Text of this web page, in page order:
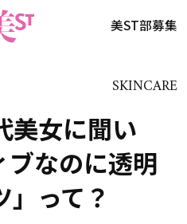
美ST部募集
SKINCARE
美女に聞い
ブなのに透明
って？